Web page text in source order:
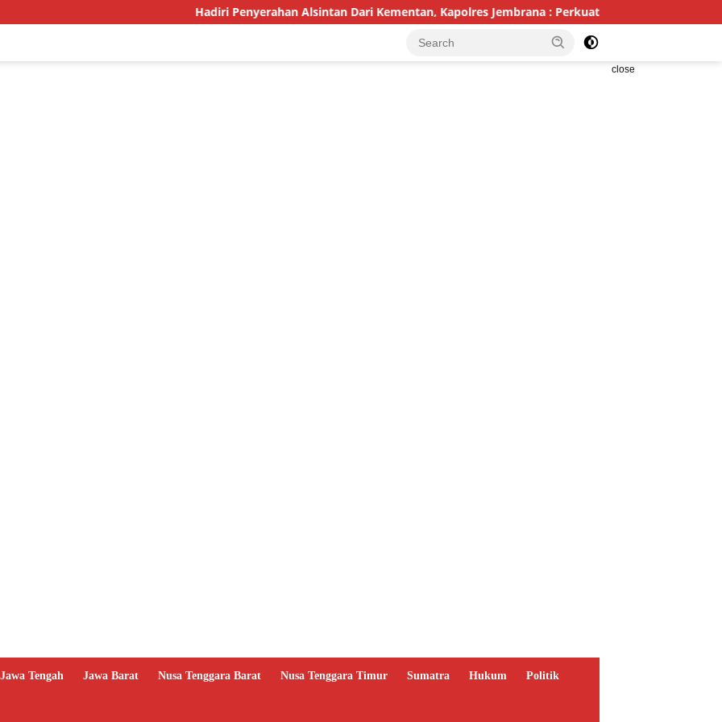
Hadiri Penyerahan Alsintan Dari Kementan, Kapolres Jembrana : Perkuat Pertanian Modern dan Ketahanan
close
Jawa Tengah Jawa Barat Nusa Tenggara Barat Nusa Tenggara Timur Sumatra Hukum Politik